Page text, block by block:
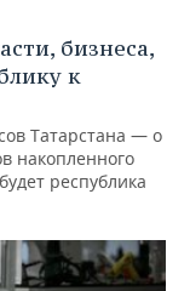
бизнеса,
к
Татарстана — о
накопленного
республика